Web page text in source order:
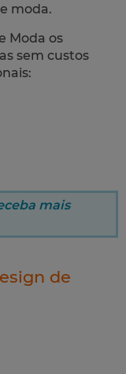
moda.
Moda os
sem custos
mais
de